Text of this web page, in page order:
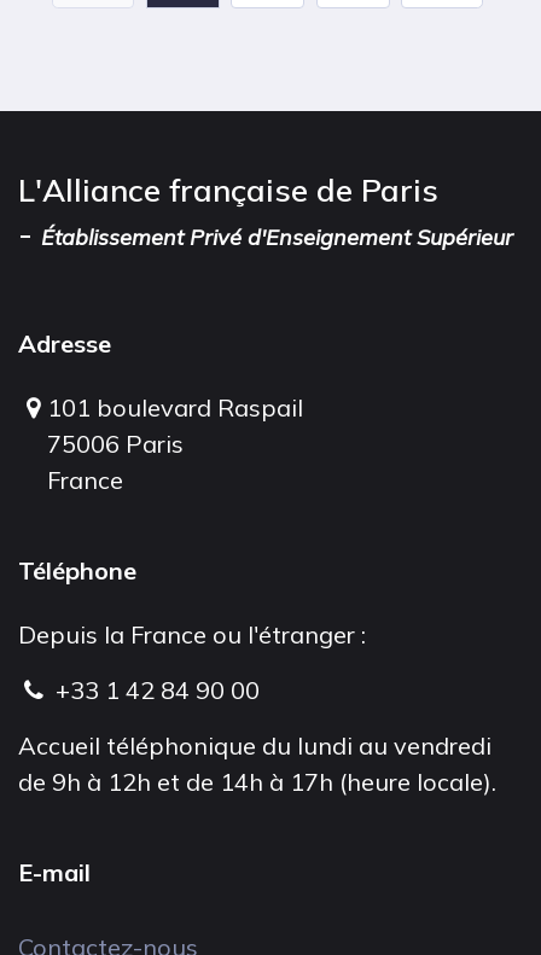
L'Alliance française de Paris
- Établissement Privé d'Enseignement Supérieur
Adresse
101 boulevard Raspail
75006 Paris
France
Téléphone
Depuis la France ou l'étranger :
+33 1 42 84 90 00
Accueil téléphonique du lundi au vendredi
de 9h à 12h et de 14h à 17h (heure locale).
E-mail
Contactez-nous